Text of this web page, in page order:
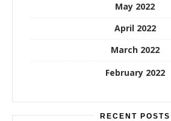
May 2022
April 2022
March 2022
February 2022
RECENT POSTS